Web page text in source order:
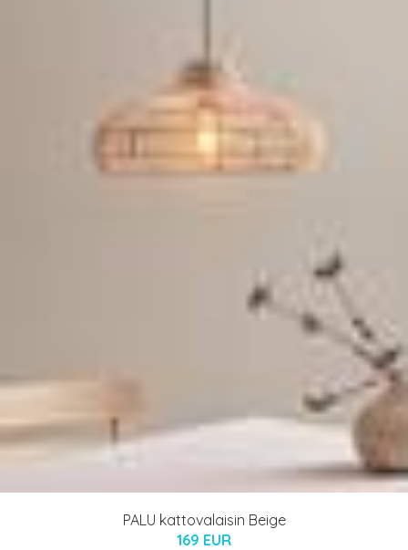
PALU kattovalaisin Beige
169 EUR